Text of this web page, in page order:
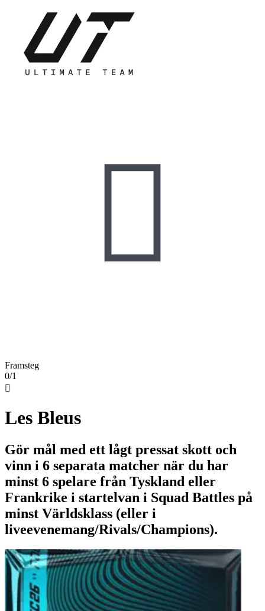

Framsteg
0/1

Les Bleus
Gör mål med ett lågt pressat skott och
vinn i 6 separata matcher när du har
minst 6 spelare från Tyskland eller
Frankrike i startelvan i Squad Battles på
minst Världsklass (eller i
liveevenemang/Rivals/Champions).